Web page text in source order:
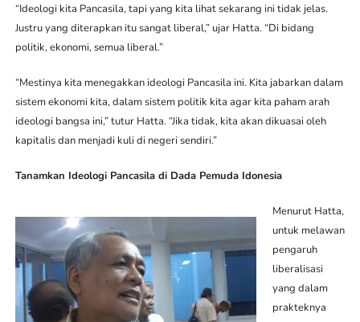
“Ideologi kita Pancasila, tapi yang kita lihat sekarang ini tidak jelas.
Justru yang diterapkan itu sangat liberal,” ujar Hatta. “Di bidang
politik, ekonomi, semua liberal.”
“Mestinya kita menegakkan ideologi Pancasila ini. Kita jabarkan dalam
sistem ekonomi kita, dalam sistem politik kita agar kita paham arah
ideologi bangsa ini,” tutur Hatta. “Jika tidak, kita akan dikuasai oleh
kapitalis dan menjadi kuli di negeri sendiri.”
Tanamkan Ideologi Pancasila di Dada Pemuda Idonesia
Menurut Hatta,
untuk melawan
pengaruh
liberalisasi
yang dalam
prakteknya